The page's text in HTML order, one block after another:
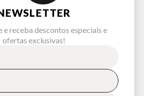
e receba descontos especiais e
ofertas exclusivas!